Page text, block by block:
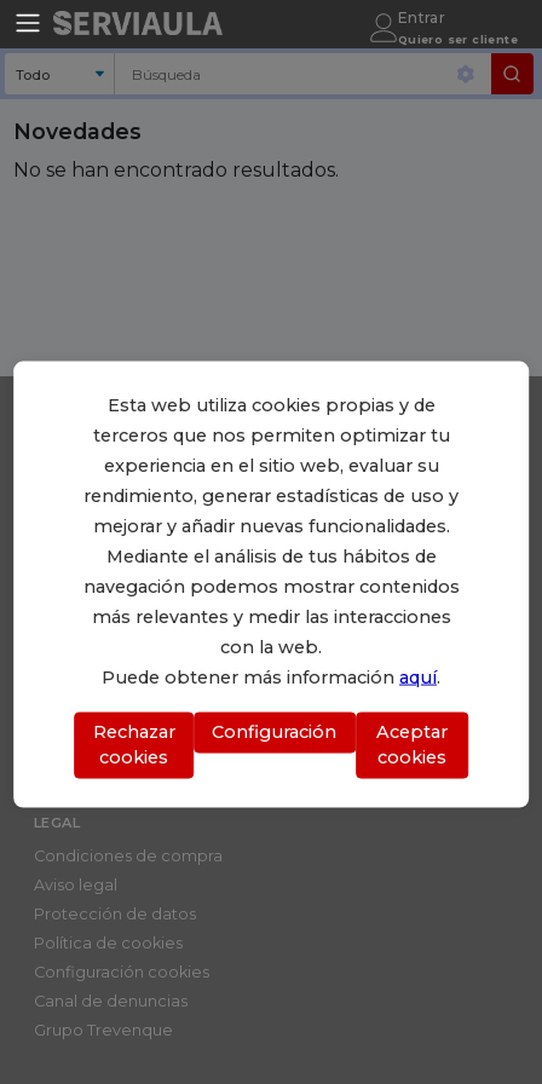
Esta web utiliza cookies propias y de
terceros que nos permiten optimizar tu
experiencia en el sitio web, evaluar su
rendimiento, generar estadísticas de uso y
mejorar y añadir nuevas funcionalidades.
Mediante el análisis de tus hábitos de
navegación podemos mostrar contenidos
más relevantes y medir las interacciones
con la web.
Puede obtener más información aquí.
Rechazar
cookies
Configuración
Aceptar
cookies
Entrar
Quiero ser cliente
Novedades
No se han encontrado resultados.
SERVIAULA
Plaza Dr. Letamendi, 7 Planta 3, oficina 6. 08007
Barcelona Tel.: 934 106 981 info@serviaula.com
CORPORATIVO
Editoriales distribuidas
Contacta con nosotros
Trabaja con nosotros
LEGAL
Condiciones de compra
Aviso legal
Protección de datos
Política de cookies
Configuración cookies
Canal de denuncias
Grupo Trevenque